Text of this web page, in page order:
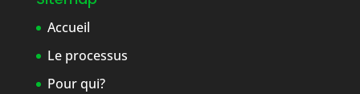
Accueil
Le processus
Pour qui?